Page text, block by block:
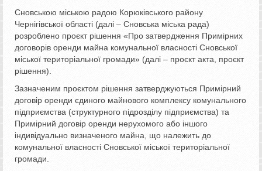
Сновською міською радою Корюківського району
Чернігівської області (далі – Сновська міська рада)
розроблено проєкт рішення «Про затвердження Примірних
договорів оренди майна комунальної власності Сновської
міської територіальної громади» (далі – проєкт акта, проєкт
рішення).
Зазначеним проєктом рішення затверджуються Примірний
договір оренди єдиного майнового комплексу комунального
підприємства (структурного підрозділу підприємства) та
Примірний договір оренди нерухомого або іншого
індивідуально визначеного майна, що належить до
комунальної власності Сновської міської територіальної
громади.